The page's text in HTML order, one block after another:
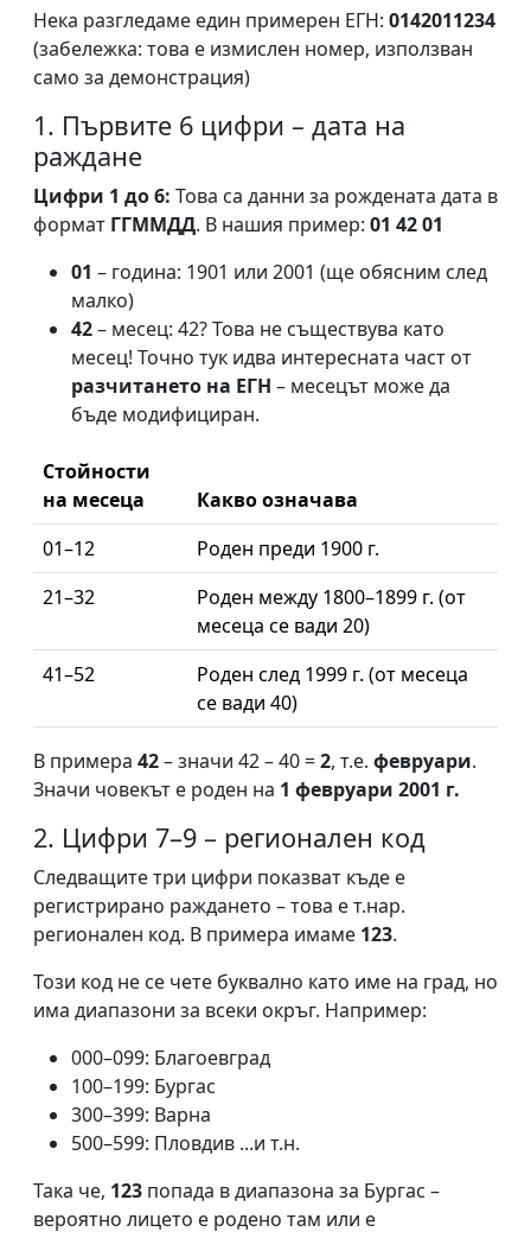
Нека разгледаме един примерен ЕГН: 0142011234
(забележка: това е измислен номер, използван
само за демонстрация)
1. Първите 6 цифри – дата на
раждане
Цифри 1 до 6: Това са данни за рождената дата в
формат ГГММДД. В нашия пример: 01 42 01
01 – година: 1901 или 2001 (ще обясним след
малко)
42– месец: 42? Това не съществува като
месец! Точно тук идва интересната част от
разчитането на ЕГН – месецът може да
бъде модифициран.
Стойности
на месеца
Какво означава
01–12
Роден преди 1900 г.
21–32
Роден между 1800–1899 г. (от
месеца се вади 20)
41–52
Роден след 1999 г. (от месеца
се вади 40)
В примера 42– значи 42 – 40 =2, т.е. февруари.
Значи човекът е роден на 1 февруари 2001 г.
2. Цифри 7–9 – регионален код
Следващите три цифри показват къде е
регистрирано раждането – това е т.нар.
регионален код. В примера имаме 123.
Този код не се чете буквално като име на град, но
има диапазони за всеки окръг. Например:
000–099: Благоевград
100–199: Бургас
300–399: Варна
500–599: Пловдив ...и т.н.
Така че, 123 попада в диапазона за Бургас –
вероятно лицето е родено там или е